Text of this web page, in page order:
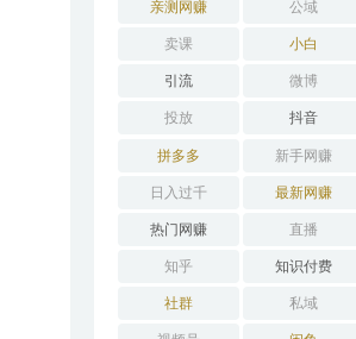
亲测网赚 公域
卖课 小白
引流 微博
投放 抖音
拼多多 新手网赚
日入过千 最新网赚
热门网赚 直播
知乎 知识付费
社群 私域